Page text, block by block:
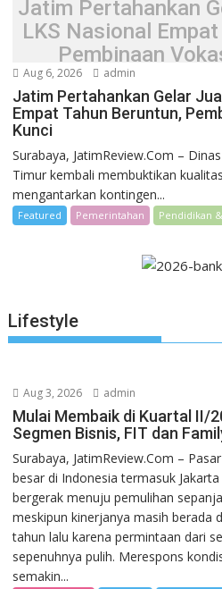
Jatim Pertahankan
LKS Nasional
Pembinaan
Aug 6, 2026 admin
Jatim Pertahankan Gelar
Empat Tahun Beruntun,
Kunci
Surabaya, JatimReview.Com –
Timur kembali membuktikan
mengantarkan kontingen...
Featured Pemerintahan Pendidikan
Lifestyle
Aug 3, 2026 admin
Mulai Membaik di Kuartal II/
Segmen Bisnis, FIT dan
Surabaya, JatimReview.Com –
besar di Indonesia termasuk
bergerak menuju pemulihan
meskipun kinerjanya masih berada
tahun lalu karena permintaan dari
sepenuhnya pulih. Merespons
semakin...